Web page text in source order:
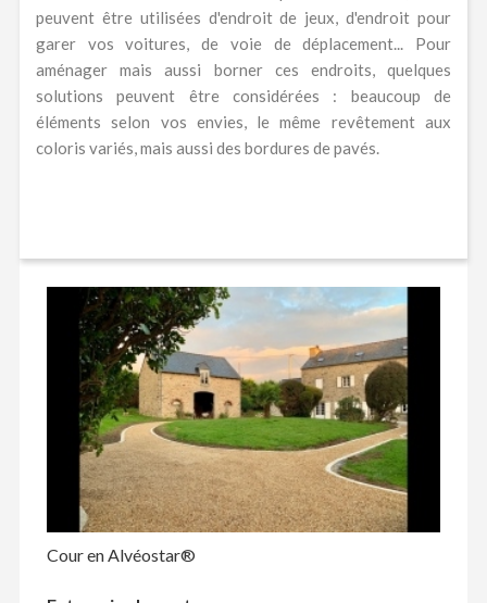
peuvent être utilisées d'endroit de jeux, d'endroit pour
garer vos voitures, de voie de déplacement... Pour
aménager mais aussi borner ces endroits, quelques
solutions peuvent être considérées : beaucoup de
éléments selon vos envies, le même revêtement aux
coloris variés, mais aussi des bordures de pavés.
Cour en Alvéostar®